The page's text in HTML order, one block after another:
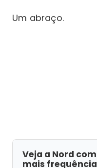
Um abraço.
Veja a Nord com
mais frequência